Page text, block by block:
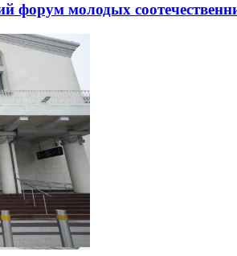
форум молодых